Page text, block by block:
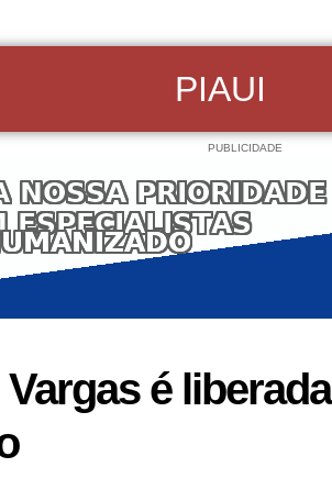
PIAUI
PUBLICIDADE
é liberada